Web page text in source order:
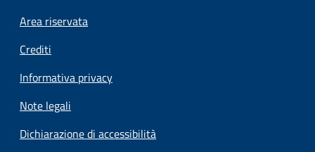
Footer menu
Area riservata
Crediti
Informativa privacy
Note legali
Dichiarazione di accessibilità